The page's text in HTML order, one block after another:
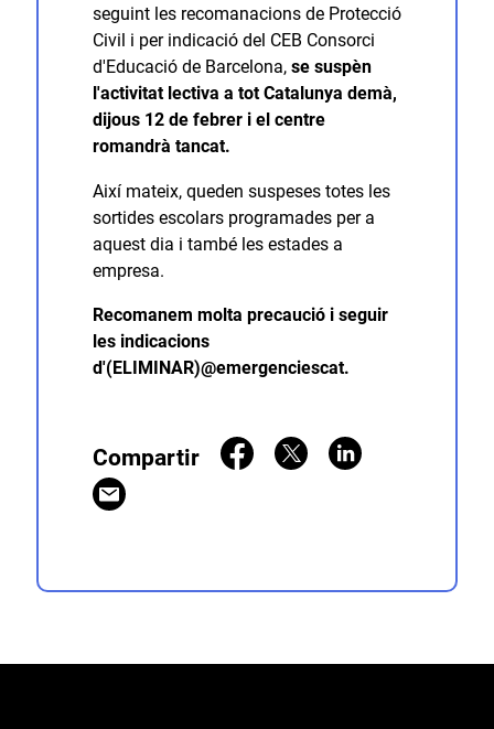
seguint les recomanacions de Protecció
Civil i per indicació del CEB Consorci
d'Educació de Barcelona, se suspèn
l'activitat lectiva a tot Catalunya demà,
dijous 12 de febrer i el centre
romandrà tancat.
Així mateix, queden suspeses totes les
sortides escolars programades per a
aquest dia i també les estades a
empresa.
Recomanem molta precaució i seguir
les indicacions
d'(ELIMINAR)@emergenciescat.
Compartir